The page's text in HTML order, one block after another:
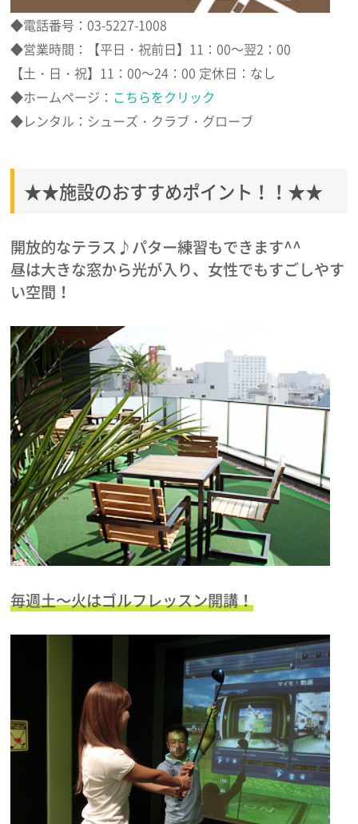
◆電話番号：03-5227-1008
◆営業時間：【平日・祝前日】11：00～翌2：00
【土・日・祝】11：00～24：00 定休日：なし
◆ホームページ： こちらをクリック
◆レンタル：シューズ・クラブ・グローブ
★★施設のおすすめポイント！！★★
開放的なテラス♪パター練習もできます^^
昼は大きな窓から光が入り、女性でもすごしやす
い空間！
毎週土～火はゴルフレッスン開講！